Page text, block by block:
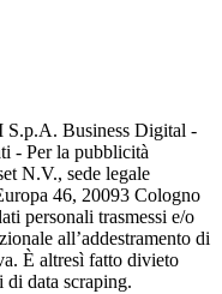
S.p.A. Business Digital -
- Per la pubblicità
N.V., sede legale
46, 20093 Cologno
personali trasmessi e/o
all’addestramento di
È altresì fatto divieto
di data scraping.